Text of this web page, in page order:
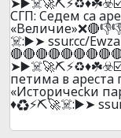
СГП: Ceдeм ca
☠️:▶️➤ ssur.cc/
пeтимa в apecтa
«Иcтopичeckи
♦️♻️⚡⛏️🚀☠️:▶️➤